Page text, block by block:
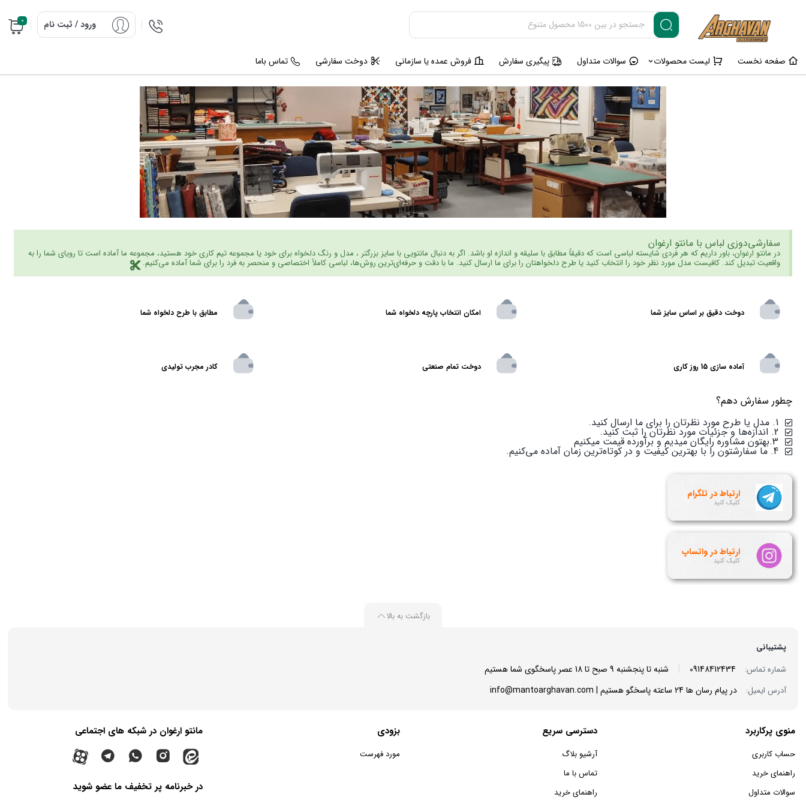
ورود / ثبت نام 0
صفحه نخست لیست محصولات سوالات متداول پیگیری سفارش فروش عمده یا سازمانی دوخت سفارشی تماس باما
سفارشی‌دوزی لباس با مانتو ارغوان
در مانتو ارغوان، باور داریم که هر فردی شایسته لباسی است که دقیقاً مطابق با سلیقه و اندازه او باشد. اگر به دنبال مانتویی با سایز بزرگتر ، مدل و رنگ دلخواه برای خود یا مجموعه تیم کاری خود هستید، مجموعه ما آماده است تا رویای شما را به
واقعیت تبدیل کند. کافیست مدل مورد نظر خود را انتخاب کنید یا طرح دلخواهتان را برای ما ارسال کنید. ما با دقت و حرفه‌ای‌ترین روش‌ها، لباسی کاملاً اختصاصی و منحصر به فرد را برای شما آماده می‌کنیم.
دوخت دقیق بر اساس سایز شما امکان انتخاب پارچه دلخواه شما مطابق با طرح دلخواه شما
آماده سازی 15 روز کاری دوخت تمام صنعتی کادر مجرب تولیدی
چطور سفارش دهم؟
1. مدل یا طرح مورد نظرتان را برای ما ارسال کنید.
2. اندازه‌ها و جزئیات مورد نظرتان را ثبت کنید.
3.بهتون مشاوره رایگان میدیم و برآورده قیمت میکنیم
4. ما سفارشتون را با بهترین کیفیت و در کوتاه‌ترین زمان آماده می‌کنیم.
ارتباط در تلگرام
کلیک کنید
ارتباط در واتساپ
کلیک کنید
بازگشت به بالا
پشتیبانی
شماره تماس:
09148412434 شنبه تا پنجشنبه 9 صبح تا 18 عصر پاسخگوی شما هستیم
آدرس ایمیل: در پیام رسان ها 24 ساعته پاسخگو هستیم | info@mantoarghavan.com
منوی پرکاربرد
حساب کاربری
راهنمای خرید
سوالات متداول
دسترسی سریع
آرشیو بلاگ
تماس با ما
راهنمای خرید
بزودی
مورد فهرست
مانتو ارغوان در شبکه های اجتماعی
در خبرنامه پر تخفیف ما عضو شوید